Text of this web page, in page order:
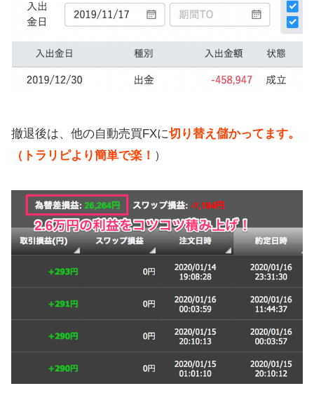
撤退後は、他の自動売買FXに切り替え儲かってます。
（トラリピより簡単で楽！ ）